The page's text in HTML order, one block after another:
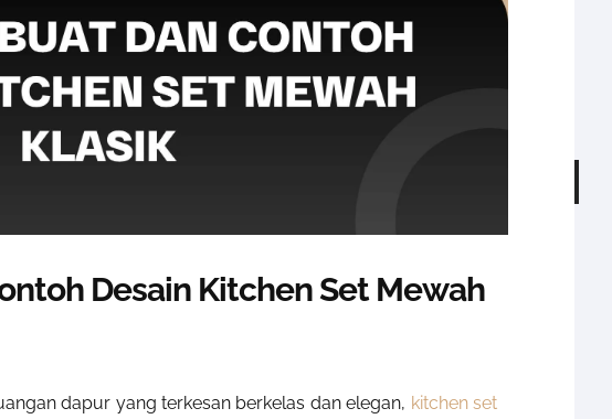
Desain Kitchen Set Mewah
dapur yang terkesan berkelas dan elegan, kitchen set